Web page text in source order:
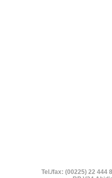
Tel./fax: (00225) 22 444